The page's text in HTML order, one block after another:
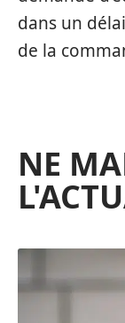
dans un
de la
NE